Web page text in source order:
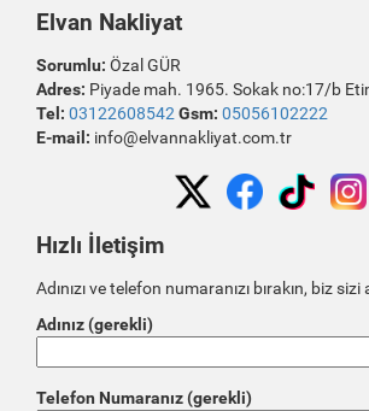
Elvan Nakliyat
Sorumlu: Özal GÜR
Adres: Piyade mah. 1965. Sokak no:17/b
Tel: 03122608542 Gsm: 05056102222
E-mail: info@elvannakliyat.com.tr
Hızlı İletişim
Adınızı ve telefon numaranızı bırakın, biz sizi
Adınız (gerekli)
Telefon Numaranız (gerekli)